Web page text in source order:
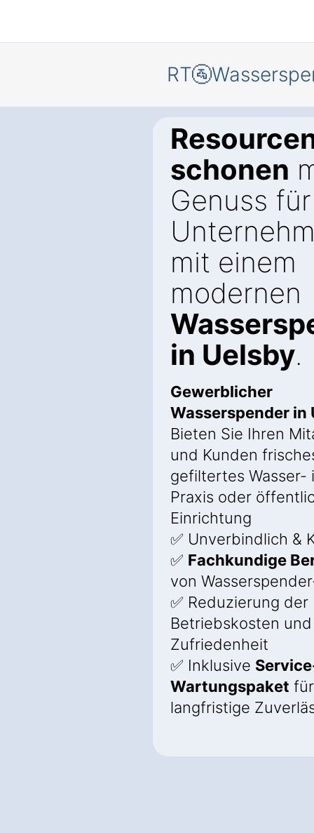
schonen
Genuss
mit einem
modernen
in Uelsby.
Gewerblicher
Wasserspender in
Bieten Sie Ihren
und Kunden
gefiltertes Wasser-
Praxis oder
Einrichtung
✅ Unverbindlich &
✅ Fachkundige
von
✅ Reduzierung der
Betriebskosten
Zufriedenheit
✅ Inklusive
Wartungspaket für
langfristige